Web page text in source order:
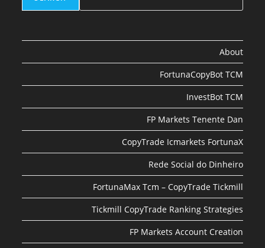
About
FortunaCopyBot TCM
InvestBot TCM
FP Markets Tenente Dan
CopyTrade Icmarkets FortunaX
Rede Social do Dinheiro
FortunaMax Tcm – CopyTrade Tickmill
Tickmill CopyTrade Ranking Strategies
FP Markets Account Creation